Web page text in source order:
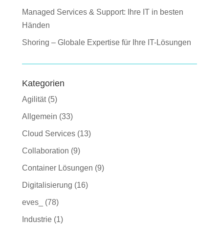
Managed Services & Support: Ihre IT in besten
Händen
Shoring – Globale Expertise für Ihre IT-Lösungen
Kategorien
Agilität(5)
Allgemein (33)
Cloud Services(13)
Collaboration (9)
Container Lösungen (9)
Digitalisierung (16)
eves_ (78)
Industrie(1)